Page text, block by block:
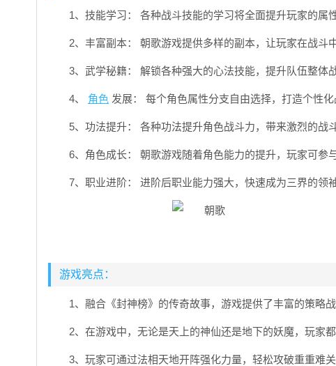
1、技能学习： 各种战斗技能的学习将全面提升玩家的属
2、丰富副本： 朝歌游戏提供多样的副本，让玩家在战斗
3、武学秘籍： 解锁各种强大的心法技能，提升队伍整体战
4、 角色 发展： 每个角色属性分支自由选择，打造个性化
5、功法提升： 各种功法提升角色战斗力，带来激烈的战
6、角色成长： 朝歌游戏随着角色能力的提升，玩家可参
7、职业进阶： 进阶后职业能力强大，快速成为三界的领袖
游戏亮点：
1、融合《封神榜》的传奇故事，游戏提供了丰富的策略
2、在游戏中，无论是天上的神仙还是地下的妖魔，玩家
3、玩家可通过法相天地开阵强化力量，轻松攻破重重难